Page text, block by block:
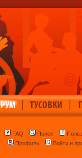
| |
FAQ Поиск
Профиль
Войти и